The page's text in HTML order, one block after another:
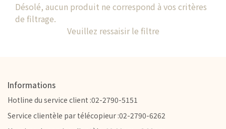
Désolé, aucun produit ne correspond à vos critères
de filtrage.
Veuillez ressaisir le filtre
Informations
Hotline du service client :02-2790-5151
Service clientèle par télécopieur :02-2790-6262